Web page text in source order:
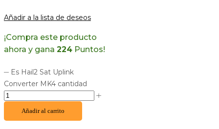
Añadir a la lista de deseos
¡Compra este producto
ahora y gana 224 Puntos!
Es Hail2 Sat Uplink
Converter MK4 cantidad
Añadir al carrito